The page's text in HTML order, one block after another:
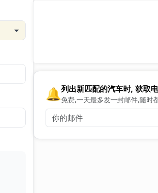
🔔列出新匹配的汽车时, 获取
免费,一天最多发一封邮件,随时